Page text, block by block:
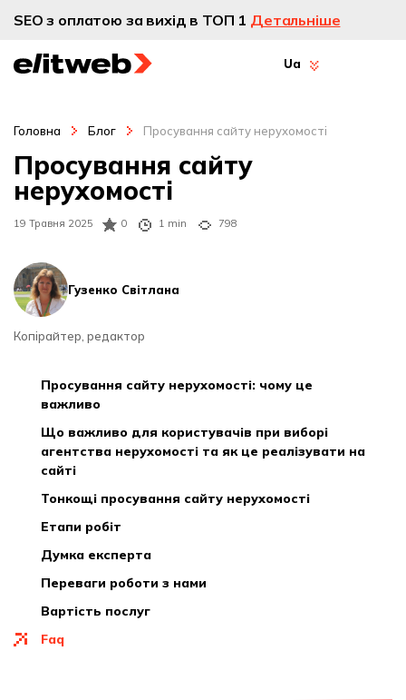
SEO з оплатою за вихід в ТОП 1 Детальніше
Ua
Головна Блог Просування сайту нерухомості
19 Травня 2025 0 1 min 798
Гузенко Світлана
Копірайтер, редактор
Просування сайту
нерухомості
просування сайту нерухомості: чому це
важливо
що важливо для користувачів при виборі
агентства нерухомості та як це реалізувати на
сайті
тонкощі просування сайту нерухомості
етапи робіт
думка експерта
переваги роботи з нами
вартість послуг
faq